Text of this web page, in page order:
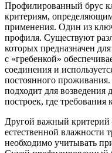
Профилированный брус
критериям,
применения. Один из
профиля. Существуют
которых предназначен
с «гребенкой»
соединения и
постоянного
подходит для возведения
построек, где
Другой важный критерий
естественной влажности
необходимо учитывать